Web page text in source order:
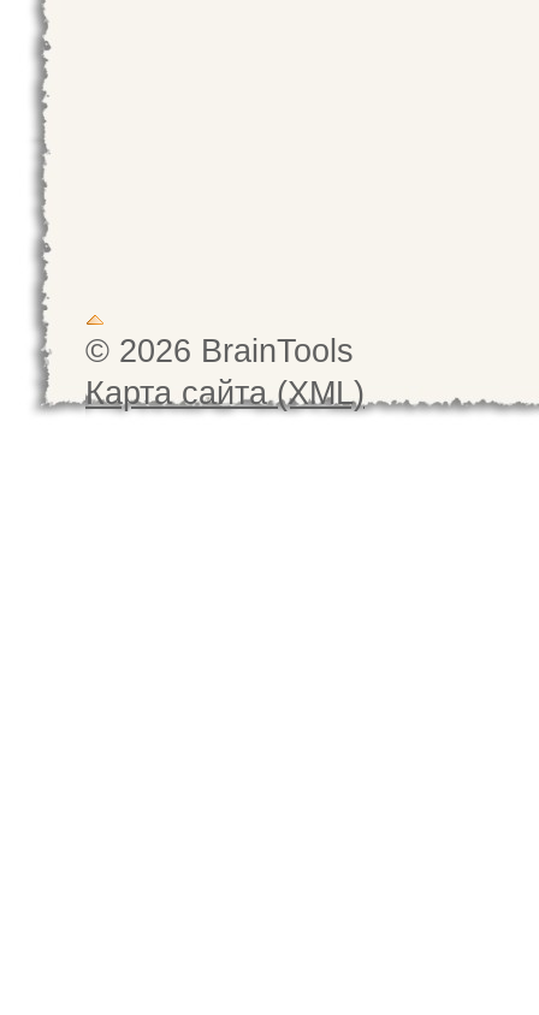
© 2026 BrainTools
Карта сайта (XML)